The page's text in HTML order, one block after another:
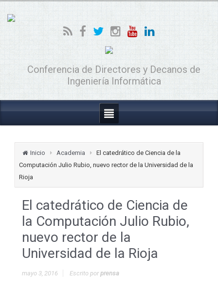
Conferencia de Directores y Decanos de
Ingeniería Informática
Inicio Academia
El catedrático de Ciencia de la
Computación Julio Rubio, nuevo rector de la Universidad de la
Rioja
El catedrático de Ciencia de
la Computación Julio Rubio,
nuevo rector de la
Universidad de la Rioja
mayo 3, 2016 Escrito porprensa